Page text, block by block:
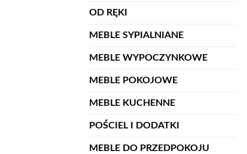
OD RĘKI
MEBLE SYPIALNIANE
MEBLE WYPOCZYNKOWE
MEBLE POKOJOWE
MEBLE KUCHENNE
POŚCIEL I DODATKI
MEBLE DO PRZEDPOKOJU